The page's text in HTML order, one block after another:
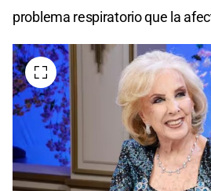
problema respiratorio que la